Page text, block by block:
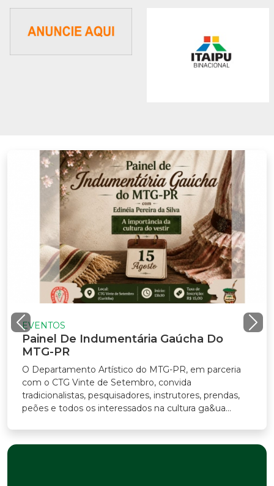
De Indumentária Gaúcha Do
PR
Artístico do MTG-PR, em parceria
o CTG Vinte de Setembro, convida
pesquisadores, instrutores, prendas,
e todos os interessados na cultura ga&ua...